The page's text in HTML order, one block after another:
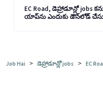
EC Road, డెహ్రాడూన్లో jobs
యాప్‌ను ఎందుకు డౌన్‌లోడ్
Job Hai > డెహ్రాడూన్లో jobs > EC